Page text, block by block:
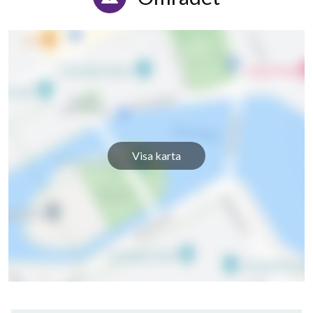
Visa karta